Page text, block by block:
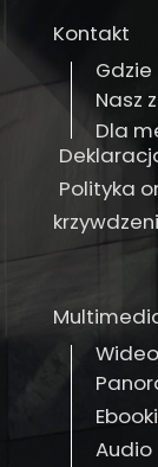
Kontakt
Nasz
Dla
Polityka
Wideo
Ebooki
Audio